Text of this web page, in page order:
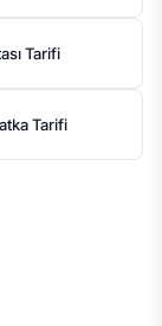
Tarifi
Tarifi